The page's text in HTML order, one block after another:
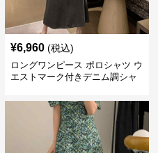
¥6,960 (税込)
ロングワンピース ポロシャツ ウ
エストマーク付きデニム調シャ